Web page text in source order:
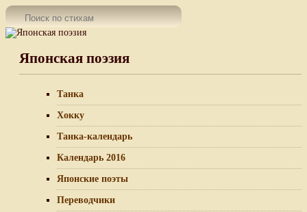
Японская поэзия
Танка
Хокку
Танка-календарь
Календарь 2016
Японские поэты
Переводчики